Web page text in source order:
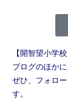
【開智望小学
ブログのほか
ぜひ、フォロ
す。